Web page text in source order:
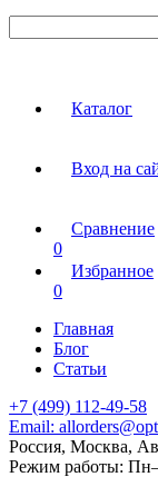
Каталог
Вход на
Сравнение
0
Избранное
0
Главная
Блог
Статьи
+7 (499) 112-49-58
Email:
Россия, Москва,
Режим работы: